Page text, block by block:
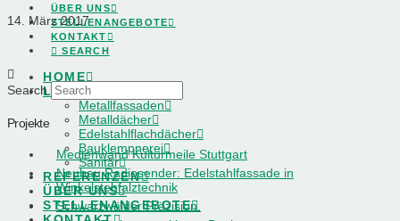
ÜBER UNS
STELLENANGEBOTE
KONTAKT
SEARCH
HOME
LEISTUNGEN
Metallfassaden
Metalldächer
Edelstahlflachdächer
Bauklempnerei
Sanitär
REFERENZEN
ÜBER UNS
STELLENANGEBOTE
14. März 2017
Search
Projekte
Medienwand Kulturmeile Stuttgart
Neubau Radiosender: Edelstahlfassade in
Winkelstehfalztechnik
Schwarzwälder Präzision.